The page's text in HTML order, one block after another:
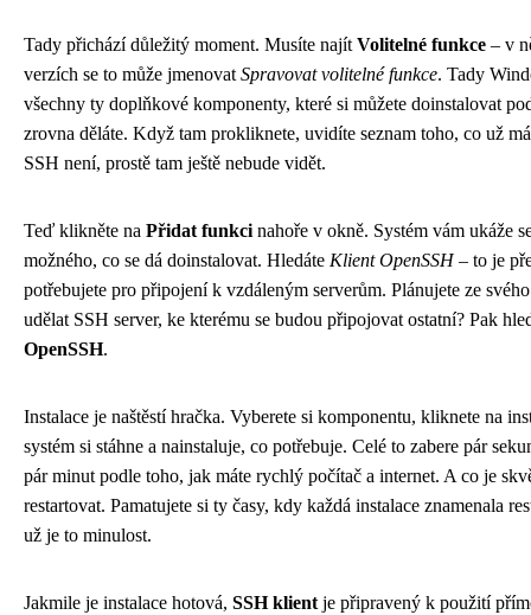
Tady přichází důležitý moment. Musíte najít Volitelné funkce – v
verzích se to může jmenovat Spravovat volitelné funkce. Tady
všechny ty doplňkové komponenty, které si můžete doinstalovat
zrovna děláte. Když tam prokliknete, uvidíte seznam toho, co už
SSH není, prostě tam ještě nebude vidět.
Teď klikněte na Přidat funkci nahoře v okně. Systém vám ukáže
možného, co se dá doinstalovat. Hledáte Klient OpenSSH– to je
potřebujete pro připojení k vzdáleným serverům. Plánujete ze
udělat SSH server, ke kterému se budou připojovat ostatní? Pak
OpenSSH.
Instalace je naštěstí hračka. Vyberete si komponentu, kliknete na
systém si stáhne a nainstaluje, co potřebuje. Celé to zabere pár
pár minut podle toho, jak máte rychlý počítač a internet. A co je
restartovat. Pamatujete si ty časy, kdy každá instalace znamenala
už je to minulost.
Jakmile je instalace hotová, SSH klient je připravený k použití